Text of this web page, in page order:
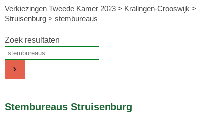
Verkiezingen Tweede Kamer 2023 > Kralingen-Crooswijk >
Struisenburg > stembureaus
Zoek resultaten
Stembureaus Struisenburg